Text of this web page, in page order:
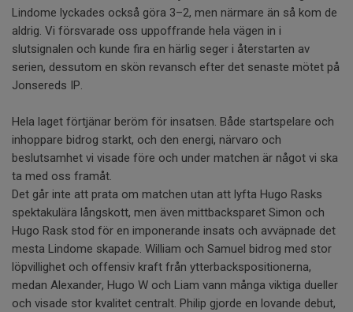
Lindome lyckades också göra 3–2, men närmare än så kom de
aldrig. Vi försvarade oss uppoffrande hela vägen in i
slutsignalen och kunde fira en härlig seger i återstarten av
serien, dessutom en skön revansch efter det senaste mötet på
Jonsereds IP.
Hela laget förtjänar beröm för insatsen. Både startspelare och
inhoppare bidrog starkt, och den energi, närvaro och
beslutsamhet vi visade före och under matchen är något vi ska
ta med oss framåt.
Det går inte att prata om matchen utan att lyfta Hugo Rasks
spektakulära långskott, men även mittbacksparet Simon och
Hugo Rask stod för en imponerande insats och avväpnade det
mesta Lindome skapade. William och Samuel bidrog med stor
löpvillighet och offensiv kraft från ytterbackspositionerna,
medan Alexander, Hugo W och Liam vann många viktiga dueller
och visade stor kvalitet centralt. Philip gjorde en lovande debut,